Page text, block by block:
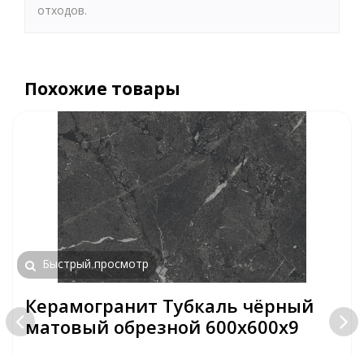
отходов.
Похожие товары
Быстрый просмотр
Керамогранит Тубкаль чёрный
матовый обрезной 600x600x9